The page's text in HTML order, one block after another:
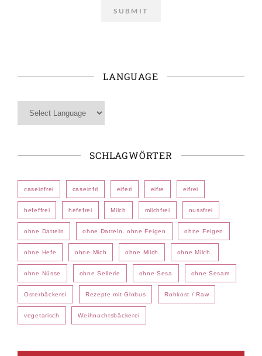
LANGUAGE
SCHLAGWÖRTER
caseinfrei caseinfri eiferi eifre eifrei
hefeffrei hefefrei Milch milchfrei nussfrei
ohne Datteln ohne Datteln. ohne Feigen ohne Feigen
ohne Hefe ohne Mich ohne Milch ohne Milch.
ohne Nüsse ohne Sellerie ohne Sesa ohne Sesam
Osterbäckerei Rezepte mit Globus Rohkost / Raw
vegetarisch Weihnachtsbäckerei